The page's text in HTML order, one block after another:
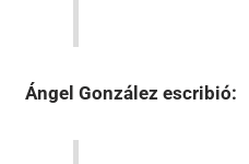
Ángel González escribió: